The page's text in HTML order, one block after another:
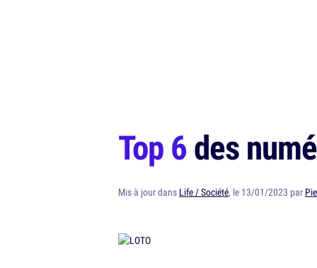
Top 6des
Mis à jour dans Life / Société, le 13/01/2023 par